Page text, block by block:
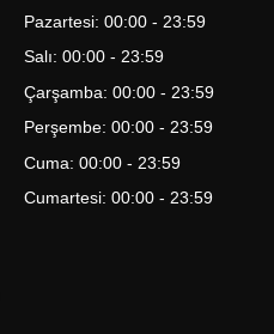
Pazartesi: 00:00 - 23:59
Salı: 00:00 - 23:59
Çarşamba: 00:00 - 23:59
Perşembe: 00:00 - 23:59
Cuma: 00:00 - 23:59
Cumartesi: 00:00 - 23:59